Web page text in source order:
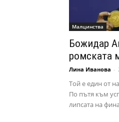
Малцинства
Божидар
ромската
Лина Иванова -
Той е един от
По пътя към
липсата на